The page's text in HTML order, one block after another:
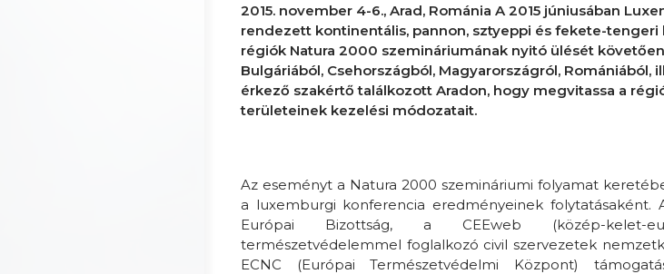
2015. november 4-6., Arad, Románia A 2015 júniusában
rendezett kontinentális, pannon, sztyeppi és fekete-tengeri
régiók Natura 2000 szemináriumának nyitó ülését
Bulgáriából, Csehországból, Magyarországról, Romániából,
érkező szakértő találkozott Aradon, hogy megvitassa a
területeinek kezelési módozatait.
Az eseményt a Natura 2000 szemináriumi folyamat
a luxemburgi konferencia eredményeinek folytatásaként.
Európai Bizottság, a CEEweb (közép-kelet-
természetvédelemmel foglalkozó civil szervezetek
ECNC (Európai Természetvédelmi Központ)